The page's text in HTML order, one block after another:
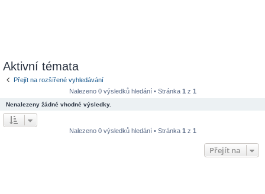
Aktivní témata
Přejít na rozšířené vyhledávání
Nalezeno 0 výsledků hledání • Stránka 1 z 1
Nenalezeny žádné vhodné výsledky.
Nalezeno 0 výsledků hledání • Stránka 1 z 1
Přejít na